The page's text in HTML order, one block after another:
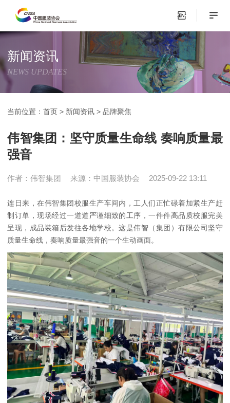
新闻资讯
NEWS UPDATES
当前位置：首页 > 新闻资讯 >品牌聚焦
伟智集团：坚守质量生命线 奏响质量最
强音
作者：伟智集团 来源：中国服装协会 2025-09-22 13:11
连日来，在伟智集团校服生产车间内，工人们正忙碌着加紧生产赶
制订单，现场经过一道道严谨细致的工序，一件件高品质校服完美
呈现，成品装箱后发往各地学校。这是伟智（集团）有限公司坚守
质量生命线，奏响质量最强音的一个生动画面。